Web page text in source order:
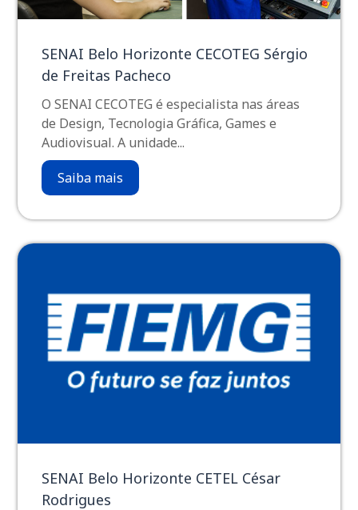
SENAI Belo Horizonte CECOTEG Sérgio
de Freitas Pacheco
O SENAI CECOTEG é especialista nas áreas
de Design, Tecnologia Gráfica, Games e
Audiovisual. A unidade...
Saiba mais
SENAI Belo Horizonte CETEL César
Rodrigues